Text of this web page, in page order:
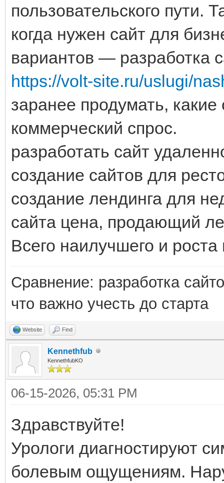
пользовательского пути.
когда нужен сайт для
вариантов — разработка
https://volt-site.ru/uslugi/
заранее продумать,
коммерческий спрос.
разработать сайт
создание сайтов для
создание лендинга для
сайта цена, продающий
Всего наилучшего и роста
Сравнение: разработка
что важно учесть до старта
Website Find
Kennethfub
KennethfubKO
06-15-2026, 05:31 PM
Здравствуйте!
Урологи диагностируют
болевым ощущениям.